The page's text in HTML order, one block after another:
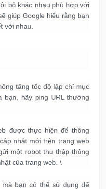
bộ khác nhau phù hợp với
giúp Google hiểu rằng bạn
với nhau.
tăng tốc độ lập chỉ mục
bạn, hãy ping URL thường
được thực hiện để thông
nhật mới trên trang web
một robot thu thập thông
của trang web. \
bạn có thể sử dụng để